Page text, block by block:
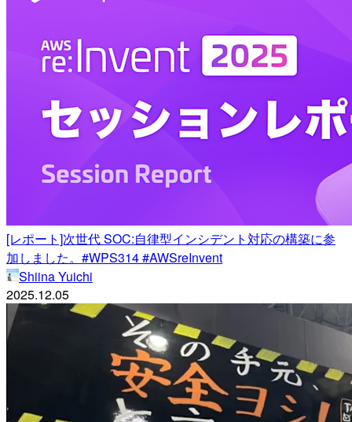
[レポート]次世代 SOC:自律型インシデント対応の構築に参
加しました。#WPS314 #AWSreInvent
Shiina Yuichi
2025.12.05